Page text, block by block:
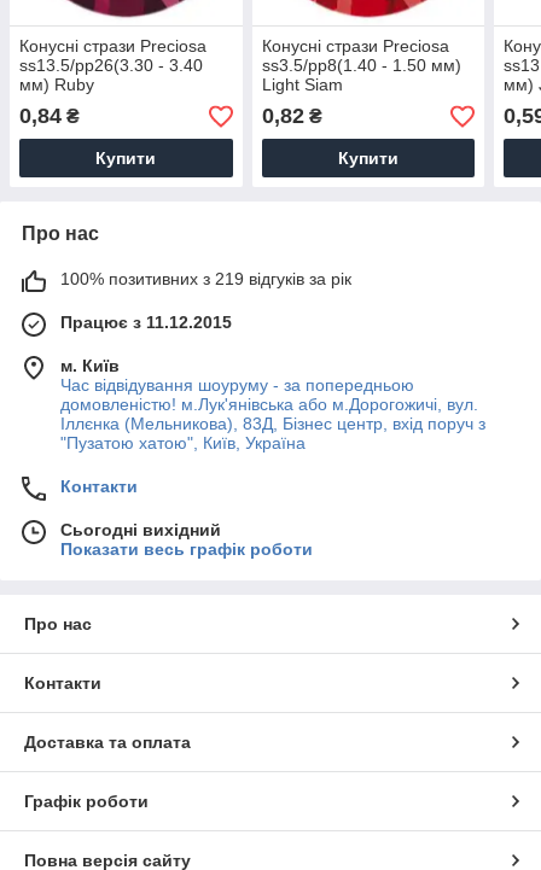
Конусні стрази Preciosa
ss13.5/pp26(3.30 - 3.40
мм) Ruby
0,84 ₴
Купити
Конусні стрази Preciosa
ss3.5/pp8(1.40 - 1.50 мм)
Light Siam
0,82₴
Купити
мм)
Про нас
100% позитивних з 219 відгуків за рік
Працює з 11.12.2015
м. Київ
Час відвідування шоуруму - за попередньою
домовленістю! м.Лук'янівська або м.Дорогожичі, вул.
Іллєнка (Мельникова), 83Д, Бізнес центр, вхід поруч з
"Пузатою хатою", Київ, Україна
Контакти
Сьогодні вихідний
Показати весь графік роботи
Про нас
Контакти
Доставка та оплата
Графік роботи
Повна версія сайту